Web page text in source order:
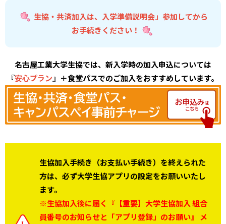
生協・共済加入は、入学準備説明会」参加してから
お手続きください！
名古屋工業大学生協では、新入学時の加入申込については
『安心プラン』＋食堂パスでのご加入をおすすめしています。
生協加入手続き（お支払い手続き）を終えられた
方は、必ず大学生協アプリの設定をお願いいたし
ます。
※生協加入後に届く『【重要】大学生協加入 組合
員番号のお知らせと「アプリ登録」のお願い』 メ